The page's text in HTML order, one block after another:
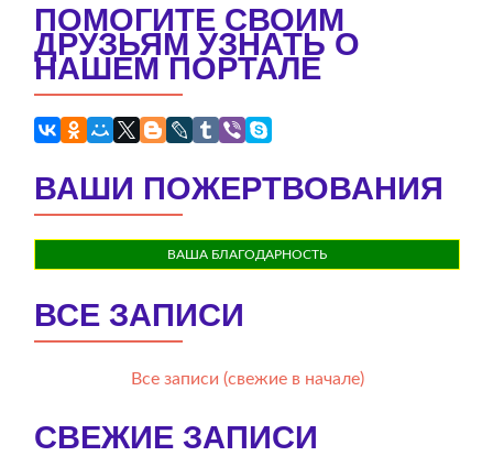
ПОМОГИТЕ СВОИМ
ДРУЗЬЯМ УЗНАТЬ О
НАШЕМ ПОРТАЛЕ
ВАШИ ПОЖЕРТВОВАНИЯ
ВАША БЛАГОДАРНОСТЬ
ВСЕ ЗАПИСИ
Все записи (свежие в начале)
СВЕЖИЕ ЗАПИСИ